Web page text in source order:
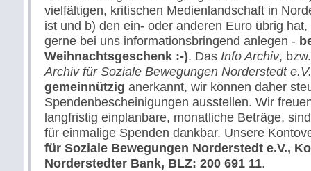
vielfältigen, kritischen Medienlandschaft in
ist und b) den ein- oder anderen Euro übrig
gerne bei uns informationsbringend anlegen -
Weihnachtsgeschenk :-). Das Info Archiv,
Archiv für Soziale Bewegungen Norderstedt e.V.
gemeinnützig anerkannt, wir können daher
Spendenbescheinigungen ausstellen. Wir
langfristig einplanbare, monatliche Beträge,
für einmalige Spenden dankbar. Unsere
für Soziale Bewegungen Norderstedt e.V.,
Norderstedter Bank, BLZ: 200 691 11.